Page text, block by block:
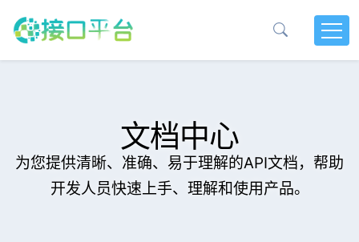
文档中心
为您提供清晰、准确、易于理解的API文档，帮助
开发人员快速上手、理解和使用产品。